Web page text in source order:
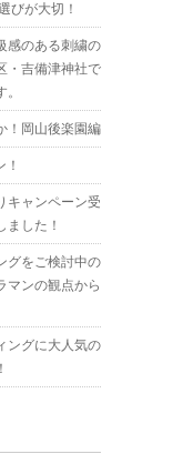
びが大切！
感のある刺繍の
・吉備津神社で
！岡山後楽園編
キャンペーン受
した！
グをご検討中の
マンの観点から
ングに大人気の